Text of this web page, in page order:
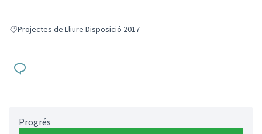
Resultats en filtrar per: Projectes de Lliure Disposició 2017
Projectes de Lliure Disposició 2017
Progrés